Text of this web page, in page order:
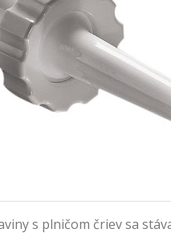
s plničom čriev sa